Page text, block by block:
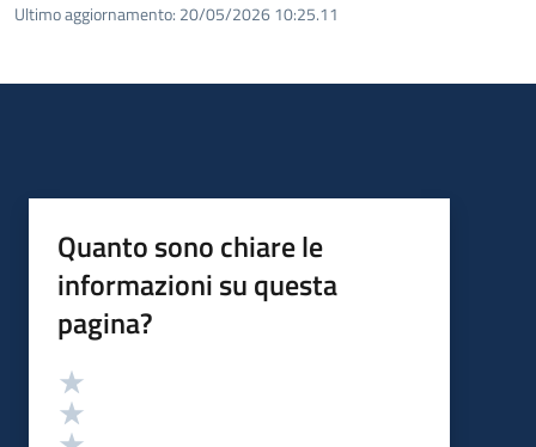
Ultimo aggiornamento: 20/05/2026 10:25.11
Quanto sono chiare le
informazioni su questa
pagina?
Valutazione